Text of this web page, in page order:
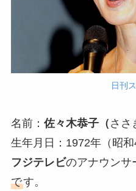
日刊
名前： 佐々木恭子（ ささ
生年月日：1972年（昭和
フジテレビのアナウンサ
です。